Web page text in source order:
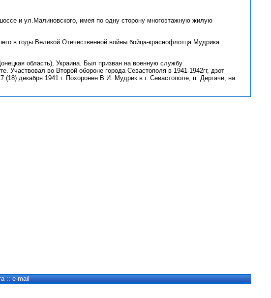
и ул.Малиновского, имея по одну сторону многоэтажную жилую
в годы Великой Отечественной войны бойца-краснофлотца Мудрика
область), Украина. Был призван на военную службу
во Второй обороне города Севастополя в 1941-1942гг, дзот
(18) декабря 1941 г. Похоронен В.И. Мудрик в г. Севастополе, п. Дергачи, на
::e-mail